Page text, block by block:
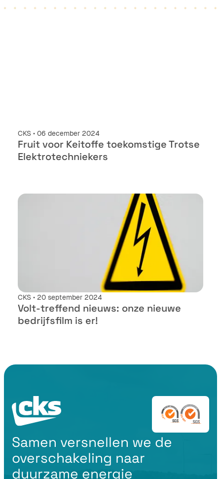
CKS • 06 december 2024
Fruit voor Keitoffe toekomstige Trotse
Elektrotechniekers
CKS • 20 september 2024
Volt-treffend nieuws: onze nieuwe
bedrijfsfilm is er!
Samen versnellen we de
overschakeling naar
duurzame energie